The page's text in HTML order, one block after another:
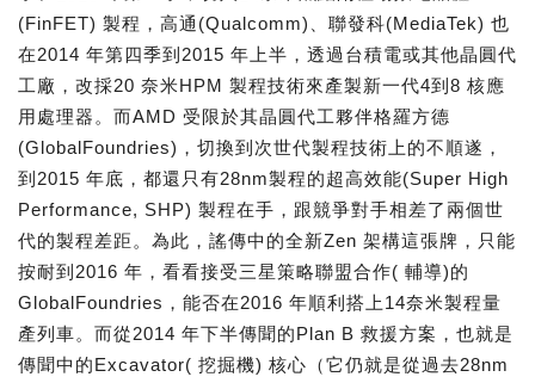
(FinFET) 製程，高通(Qualcomm)、聯發科(MediaTek) 也
在2014 年第四季到2015 年上半，透過台積電或其他晶圓代
工廠，改採20 奈米HPM 製程技術來產製新一代4到8 核應
用處理器。而AMD 受限於其晶圓代工夥伴格羅方德
(GlobalFoundries)，切換到次世代製程技術上的不順遂，
到2015 年底，都還只有28nm製程的超高效能(Super High
Performance, SHP) 製程在手，跟競爭對手相差了兩個世
代的製程差距。為此，謠傳中的全新Zen 架構這張牌，只能
按耐到2016 年，看看接受三星策略聯盟合作( 輔導)的
GlobalFoundries，能否在2016 年順利搭上14奈米製程量
產列車。而從2014 年下半傳聞的Plan B 救援方案，也就是
傳聞中的Excavator( 挖掘機) 核心（它仍就是從過去28nm